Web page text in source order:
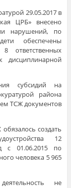
29.05.2017 в
ЦРБ» внесено
нарушений, по
обеспечены
ответственных
дисциплинарной
субсидий на
района
ТСЖ документов
создать
12
с 01.06.2015 по
человека 5 965
не